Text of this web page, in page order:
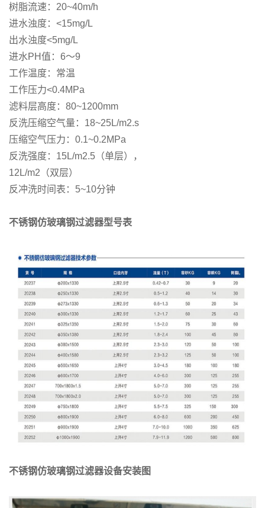
树脂流速：20~40m/h
进水浊度：<15mg/L
出水浊度<5mg/L
进水PH值：6～9
工作温度：常温
工作压力<0.4MPa
滤料层高度：80~1200mm
反洗压缩空气量：18~25L/m2.s
压缩空气压力：0.1~0.2MPa
反洗强度：15L/m2.5（单层），
12L/m2（双层）
反冲洗时间表：5~10分钟
不锈钢仿玻璃钢过滤器型号表
不锈钢仿玻璃钢过滤器设备安装图